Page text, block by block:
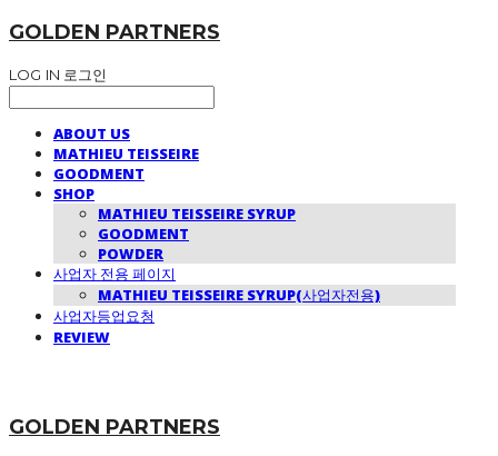
GOLDEN PARTNERS
LOG IN 로그인
ABOUT US
MATHIEU TEISSEIRE
GOODMENT
SHOP
MATHIEU TEISSEIRE SYRUP
GOODMENT
POWDER
사업자 전용 페이지
MATHIEU TEISSEIRE SYRUP(사업자전용)
사업자등업요청
REVIEW
GOLDEN PARTNERS